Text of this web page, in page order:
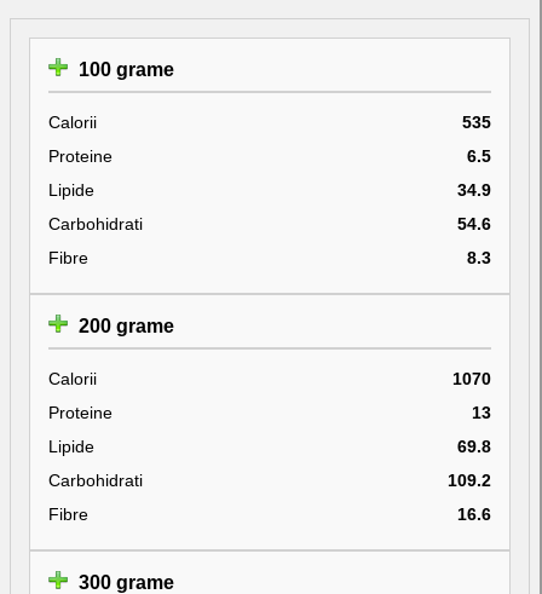
100 grame
Calorii
535
Proteine
6.5
Lipide
34.9
Carbohidrati
54.6
Fibre
8.3
200 grame
Calorii
1070
Proteine
13
Lipide
69.8
Carbohidrati
109.2
Fibre
16.6
300 grame